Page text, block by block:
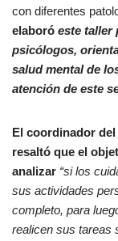
con diferentes
elaboró este taller
psicólogos,
salud mental de
atención de este
El coordinador
resaltó que el
analizar “si los
sus actividades
completo, para
realicen sus tareas